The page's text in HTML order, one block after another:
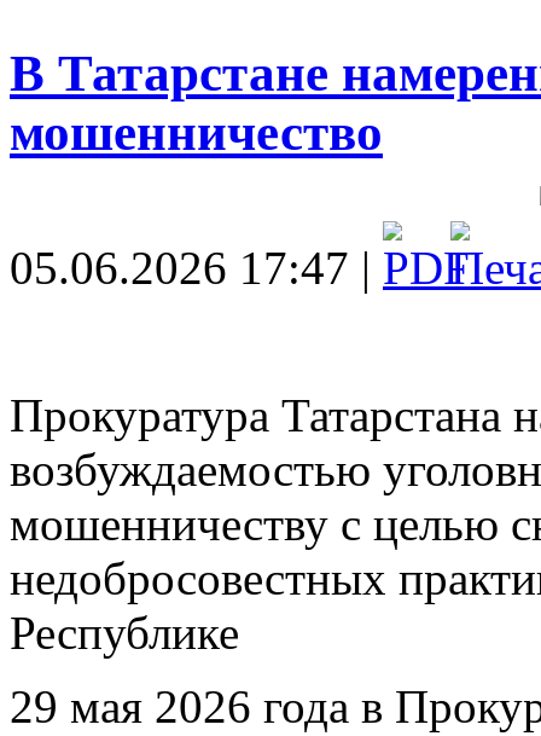
В Татарстане
мошенничество
05.06.2026 17:47 |
Прокуратура Татарстана
возбуждаемостью
мошенничеству с целью
недобросовестных
Республике
29 мая 2026 года в